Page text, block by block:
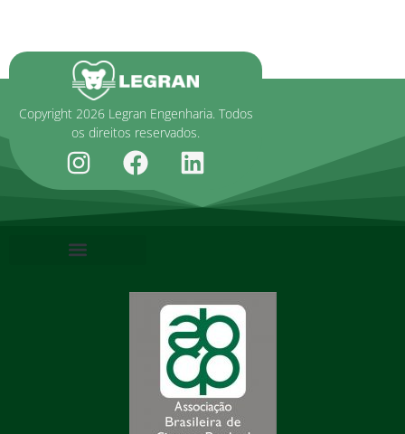
Copyright 2026 Legran Engenharia. Todos
os direitos reservados.